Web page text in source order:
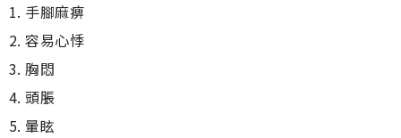
1. 手腳麻痹
2. 容易心悸
3. 胸悶
4. 頭脹
5. 暈眩